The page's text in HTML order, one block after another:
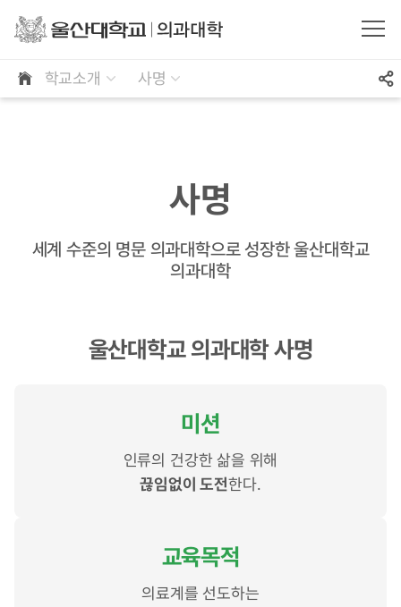
학교소개 사명
사명
세계 수준의 명문 의과대학으로 성장한 울산대학교
의과대학
울산대학교 의과대학 사명
미션
인류의 건강한 삶을 위해
끊임없이 도전한다.
교육목적
의료계를 선도하는